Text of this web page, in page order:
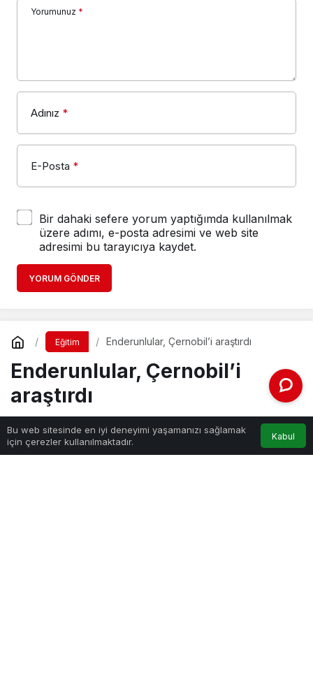
Yorumunuz *
Adınız *
E-Posta *
Bir dahaki sefere yorum yaptığımda kullanılmak
üzere adımı, e-posta adresimi ve web site
adresimi bu tarayıcıya kaydet.
YORUM GÖNDER
Eğitim Enderunlular, Çernobil’i araştırdı
Enderunlular, Çernobil’i
araştırdı
Haber Gezginitarafından yayınlandı
11 Eylül 2022, 13:40yayınlandı
Bu web sitesinde en iyi deneyimi yaşamanızı sağlamak
için çerezler kullanılmaktadır.
Kabul